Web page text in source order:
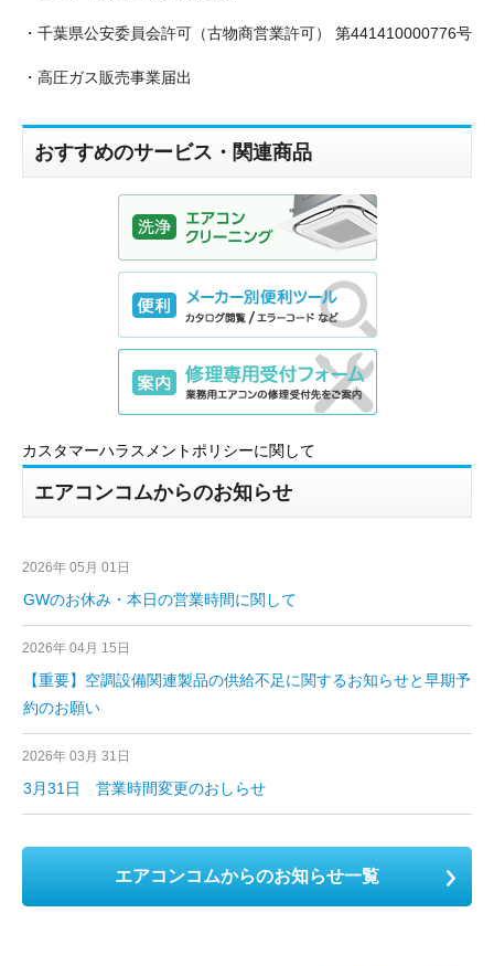
・千葉県公安委員会許可（古物商営業許可） 第441410000776号
・高圧ガス販売事業届出
おすすめのサービス・関連商品
エアコンコムからのお知らせ
カスタマーハラスメントポリシーに関して
2026年 05月 01日
GWのお休み・本日の営業時間に関して
2026年 04月 15日
【重要】空調設備関連製品の供給不足に関するお知らせと早期予
約のお願い
2026年 03月 31日
3月31日 営業時間変更のおしらせ
エアコンコムからのお知らせ一覧